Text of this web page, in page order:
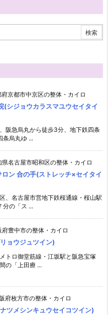
府京都市中京区の整体・カイロ
(シジョウカラスマユウセイタイ
阪急烏丸から徒歩3分、地下鉄四条
条烏丸ゆ ...
県名古屋市昭和区の整体・カイロ
ン 合の手(ストレッチ×セイタイ
、名古屋市営地下鉄桜通線・桜山駅
分の「ス ...
府豊中市の整体・カイロ
ョウジュツイン)
トロ御堂筋線・江坂駅と阪急宝塚
の「上田療 ...
府枚方市の整体・カイロ
ツメシンキュウセイコツイン)